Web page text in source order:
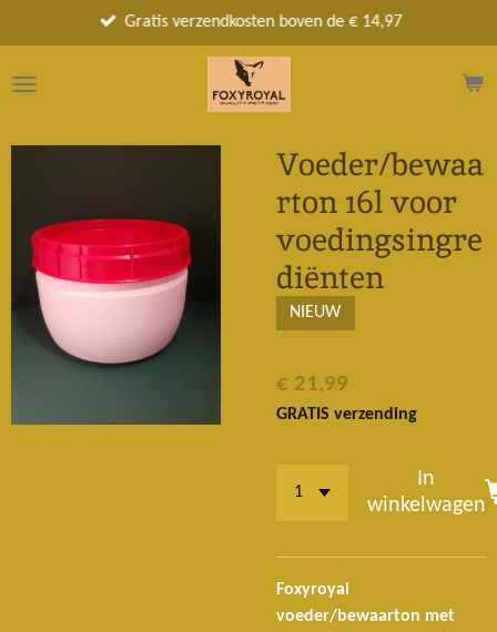
direct
naar
Gratis verzendkosten boven de € 14,97
Voeder/bewaa
rton 16l voor
voedingsingre
diënten
NIEUW
€ 21,99
GRATIS verzending
In
winkelwagen
Foxyroyal
voeder/bewaarton met